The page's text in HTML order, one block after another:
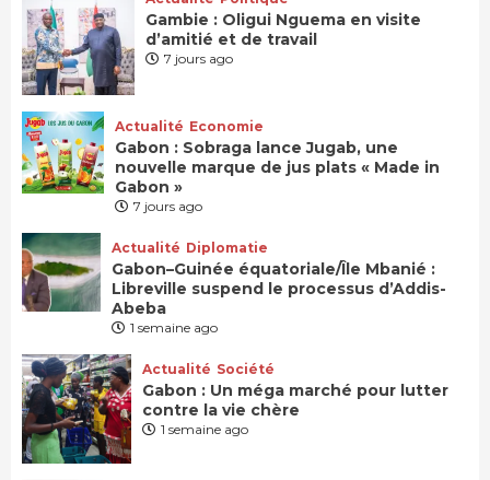
Gambie : Oligui Nguema en visite
d’amitié et de travail
7 jours ago
Actualité Economie
Gabon : Sobraga lance Jugab, une
nouvelle marque de jus plats « Made in
Gabon »
7 jours ago
Actualité Diplomatie
Gabon–Guinée équatoriale/Île Mbanié :
Libreville suspend le processus d’Addis-
Abeba
1 semaine ago
Actualité Société
Gabon : Un méga marché pour lutter
contre la vie chère
1 semaine ago